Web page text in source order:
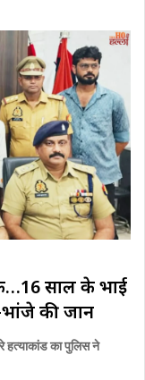
साल के भाई
भांजे की जान
का पुलिस ने